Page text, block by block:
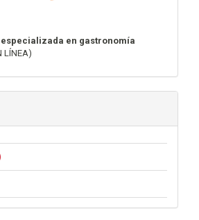
en gastronomía
LÍNEA)